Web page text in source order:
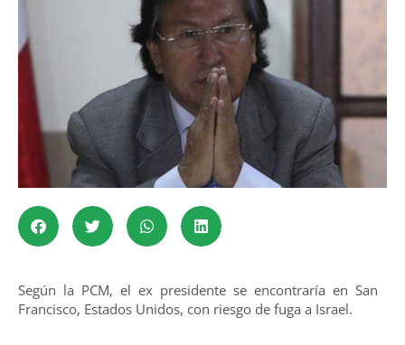
Según la PCM, el ex presidente se encontraría en San
Francisco, Estados Unidos, con riesgo de fuga a Israel.